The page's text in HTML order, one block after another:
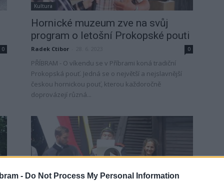
- Do Not Process My Personal Information
0
Kultura
Hornické muzeum zve na svůj
program o letošní Prokopské pouti
Radek Ctibor 0
PŘÍBRAM - O víkendu se v Příbrami koná tradiční
Prokopská pouť. Jedná se o největší a nejslavnější
českou hornickou pouť, kterou každoročně
doprovázejí různá...